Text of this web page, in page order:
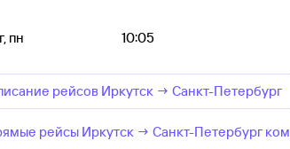
пн 10:05
рейсов Иркутск → Санкт-Петербург
рейсы Иркутск → Санкт-Петербург